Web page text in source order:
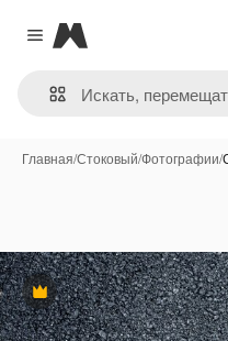
Close menu
Magnific
Главная/Стоковый/Фотографии/
Премиум